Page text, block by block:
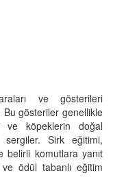
ve gösterileri
gösteriler genellikle
ve köpeklerin doğal
sergiler. Sirk eğitimi,
belirli komutlara yanıt
ödül tabanlı eğitim